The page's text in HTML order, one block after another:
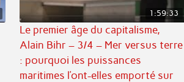
1:59:33
Le premier âge du capitalisme,
Alain Bihr – 3/4 – Mer versus terre
: pourquoi les puissances
maritimes l’ont-elles emporté sur